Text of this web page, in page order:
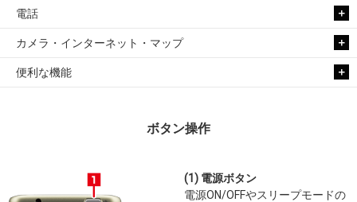
電話
カメラ・インターネット・マップ
便利な機能
ボタン操作
(1) 電源ボタン
電源ON/OFFやスリープモードの